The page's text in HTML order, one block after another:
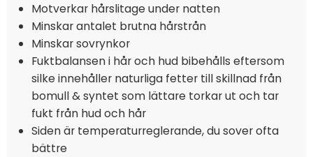
Motverkar hårslitage under natten
Minskar antalet brutna hårstrån
Minskar sovrynkor
Fuktbalansen i hår och hud bibehålls eftersom
silke innehåller naturliga fetter till skillnad från
bomull & syntet som lättare torkar ut och tar
fukt från hud och hår
Siden är temperaturreglerande, du sover ofta
bättre